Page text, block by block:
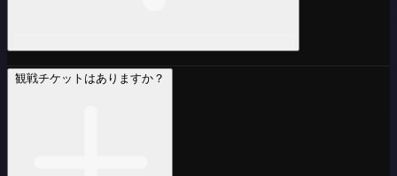
観戦チケットはありますか？